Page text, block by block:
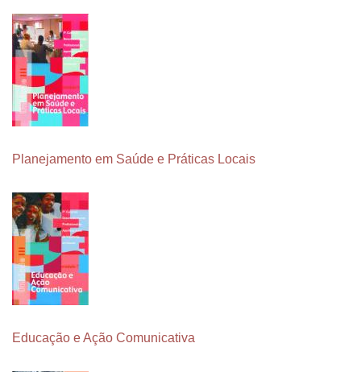
Planejamento em Saúde e Práticas Locais
Educação e Ação Comunicativa